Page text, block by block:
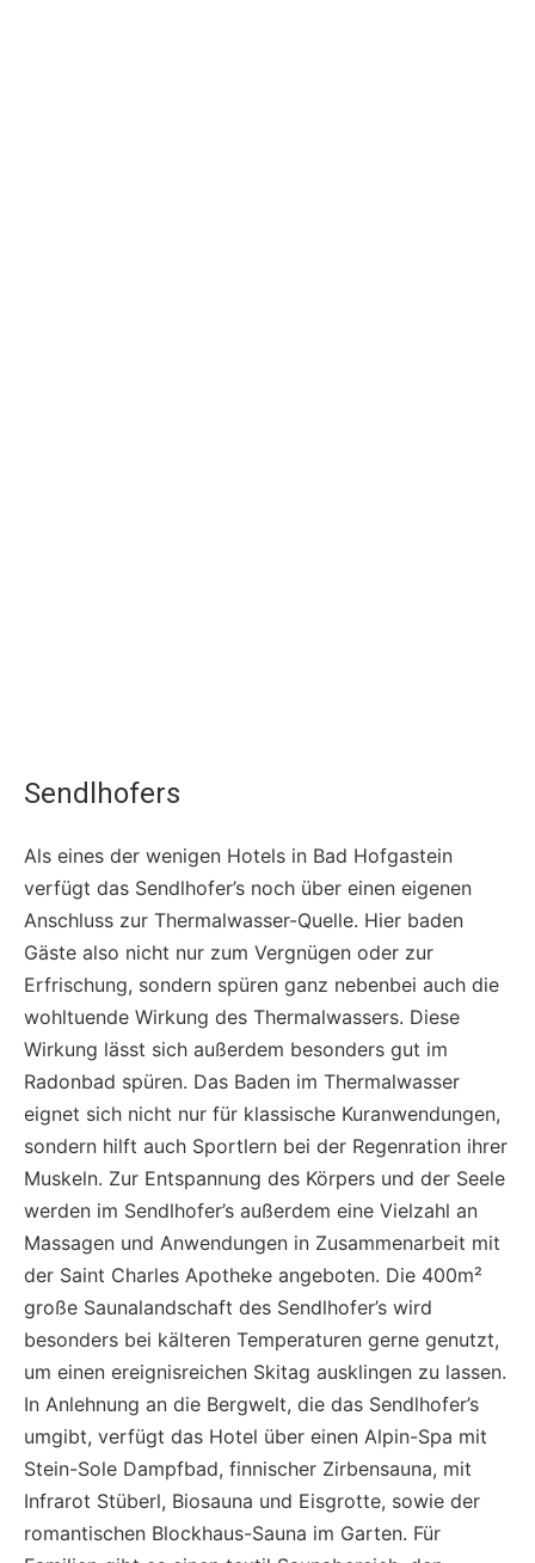
Sendlhofers
Als eines der wenigen Hotels in Bad Hofgastein
verfügt das Sendlhofer’s noch über einen eigenen
Anschluss zur Thermalwasser-Quelle. Hier baden
Gäste also nicht nur zum Vergnügen oder zur
Erfrischung, sondern spüren ganz nebenbei auch die
wohltuende Wirkung des Thermalwassers. Diese
Wirkung lässt sich außerdem besonders gut im
Radonbad spüren. Das Baden im Thermalwasser
eignet sich nicht nur für klassische Kuranwendungen,
sondern hilft auch Sportlern bei der Regenration ihrer
Muskeln. Zur Entspannung des Körpers und der Seele
werden im Sendlhofer’s außerdem eine Vielzahl an
Massagen und Anwendungen in Zusammenarbeit mit
der Saint Charles Apotheke angeboten. Die 400m²
große Saunalandschaft des Sendlhofer’s wird
besonders bei kälteren Temperaturen gerne genutzt,
um einen ereignisreichen Skitag ausklingen zu lassen.
In Anlehnung an die Bergwelt, die das Sendlhofer’s
umgibt, verfügt das Hotel über einen Alpin-Spa mit
Stein-Sole Dampfbad, finnischer Zirbensauna, mit
Infrarot Stüberl, Biosauna und Eisgrotte, sowie der
romantischen Blockhaus-Sauna im Garten. Für